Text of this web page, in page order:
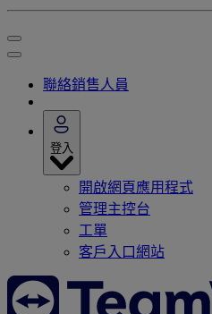
聯絡銷售人員
登入
開啟網頁應用程式
管理主控台
工單
客戶入口網站